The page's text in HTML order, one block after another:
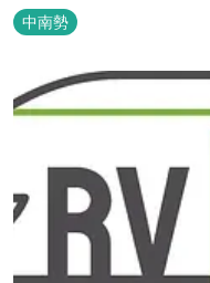
三重県熊野市の美熊野牛(み
町・熊野の牧場で年間 100
中南勢